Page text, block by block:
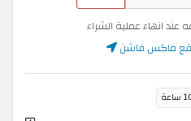
انهاء عملية الشراء
ماكس فاشن